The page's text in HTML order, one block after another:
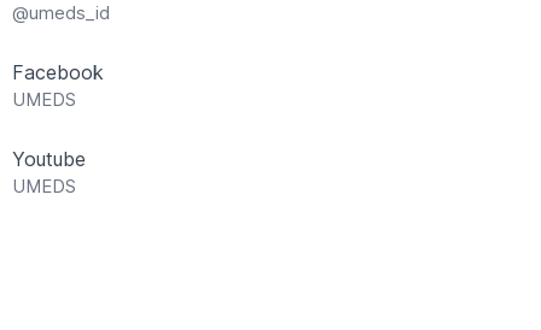
@umeds_id
Facebook
UMEDS
Youtube
UMEDS